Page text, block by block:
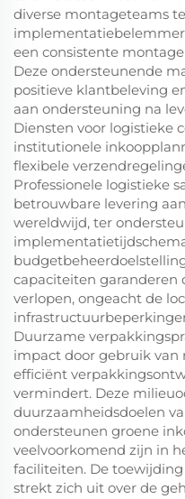
diverse montageteams
een consistente
Deze ondersteunende
positieve klantbeleving
aan ondersteuning na
Diensten voor logistieke
institutionele
flexibele
Professionele logistieke
betrouwbare levering
wereldwijd, ter
capaciteiten garanderen
verlopen, ongeacht de
Duurzame
impact door gebruik van
efficiënt
vermindert. Deze
duurzaamheidsdoelen
ondersteunen groene
veelvoorkomend zijn in
faciliteiten. De
strekt zich uit over de